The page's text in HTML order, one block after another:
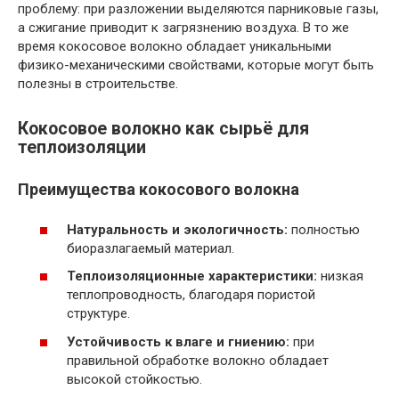
проблему: при разложении выделяются парниковые газы,
а сжигание приводит к загрязнению воздуха. В то же
время кокосовое волокно обладает уникальными
физико-механическими свойствами, которые могут быть
полезны в строительстве.
Кокосовое волокно как сырьё для
теплоизоляции
Преимущества кокосового волокна
Натуральность и экологичность: полностью
биоразлагаемый материал.
Теплоизоляционные характеристики: низкая
теплопроводность, благодаря пористой
структуре.
Устойчивость к влаге и гниению: при
правильной обработке волокно обладает
высокой стойкостью.